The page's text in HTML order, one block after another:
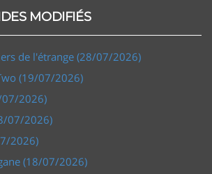
MODIFIÉS
de l'étrange (28/07/2026)
(19/07/2026)
07/2026)
07/2026)
2026)
(18/07/2026)